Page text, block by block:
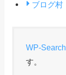
ブログ村
WP-Search
す。